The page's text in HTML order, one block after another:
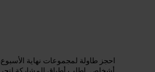
احجز طاولة لمجموعات نهاية